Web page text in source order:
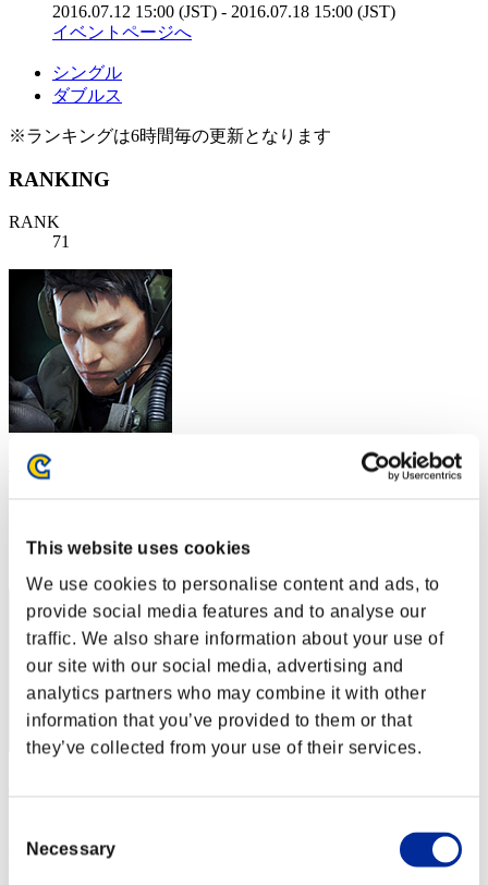
This website uses cookies
We use cookies to personalise content and ads, to
provide social media features and to analyse our
traffic. We also share information about your use of
our site with our social media, advertising and
analytics partners who may combine it with other
information that you’ve provided to them or that
they’ve collected from your use of their services.
Selection
Necessary
2016.07.12 15:00 (JST) - 2016.07.18 15:00 (JST)
イベントページへ
シングル
ダブルス
※ランキングは6時間毎の更新となります
RANKING
RANK
71
tengoatun
スコア:Lv:10/06'19"45
RANK
72
RANK